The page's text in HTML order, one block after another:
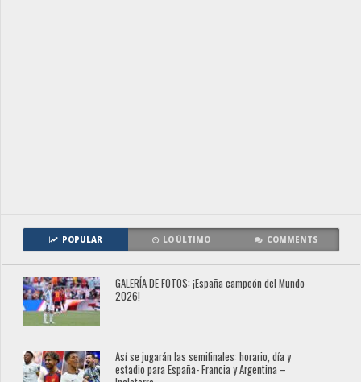
POPULAR LO ÚLTIMO COMMENTS
GALERÍA DE FOTOS: ¡España campeón del Mundo
2026!
Así se jugarán las semifinales: horario, día y
estadio para España- Francia y Argentina –